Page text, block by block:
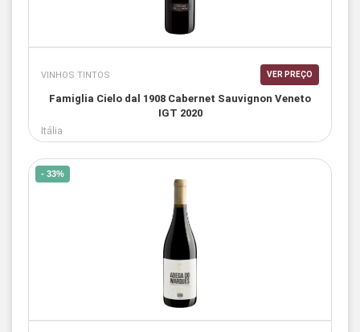
VINHOS TINTOS VER PREÇO
Famiglia Cielo dal 1908 Cabernet Sauvignon Veneto
IGT 2020
Itália
- 33%